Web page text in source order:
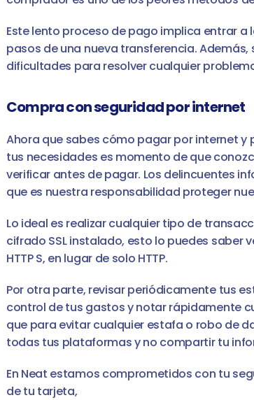
Este lento proceso de pago implica entrar
pasos de una nueva transferencia.
dificultades para resolver cualquier
Compra con seguridad por internet
Ahora que sabes cómo pagar por internet y
tus necesidades es momento de que
verificar antes de pagar. Los delincuentes
que es nuestra responsabilidad proteger
Lo ideal es realizar cualquier tipo de
cifrado SSL instalado, esto lo puedes saber
HTTP S, en lugar de solo HTTP.
Por otra parte, revisar periódicamente tus
control de tus gastos y notar rápidamente
que para evitar cualquier estafa o robo de
todas tus plataformas y no compartir tu
En Neat estamos comprometidos con tu
de tu tarjeta,